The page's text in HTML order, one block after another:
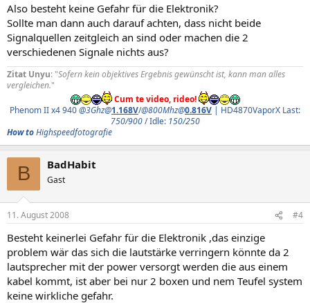
Also besteht keine Gefahr für die Elektronik?
Sollte man dann auch darauf achten, dass nicht beide
Signalquellen zeitgleich an sind oder machen die 2
verschiedenen Signale nichts aus?
Zitat Unyu: "Sofern kein objektives Ergebnis gewünscht ist, kann man alles
vergleichen."
Cum te video, rideo!
Phenom II x4 940@3Ghz@1.168V/@800Mhz@0.816V | HD4870VaporX Last:
750/900/ Idle: 150/250
How toHighspeedfotografie
B BadHabit
Gast
11. August 2008 #4
Besteht keinerlei Gefahr für die Elektronik ,das einzige
problem wär das sich die lautstärke verringern könnte da 2
lautsprecher mit der power versorgt werden die aus einem
kabel kommt, ist aber bei nur 2 boxen und nem Teufel system
keine wirkliche gefahr.